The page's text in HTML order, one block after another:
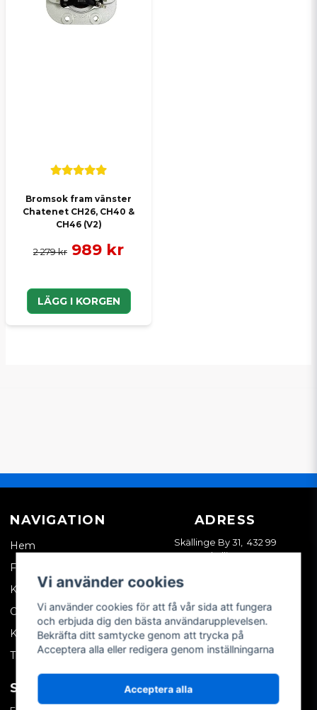
Bromsok fram vänster
Chatenet CH26, CH40 &
CH46 (V2)
2 279 kr 989 kr
LÄGG I KORGEN
NAVIGATION
Hem
Företagskund
Kontakta oss
Om oss
Köpvillkor
Tips & trix
ADRESS
Skällinge By 31, 432 99
Skällinge
SOCIALA MEDIER MITT KONTO
Vi använder cookies
Vi använder cookies för att få vår sida att fungera
och erbjuda dig den bästa användarupplevelsen.
Bekräfta ditt samtycke genom att trycka på
Acceptera alla eller redigera genom inställningarna
Acceptera alla